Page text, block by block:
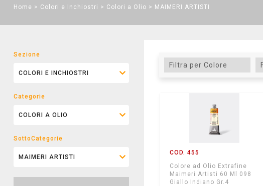
Home > Colori e Inchiostri > Colori a Olio > MAIMERI ARTISTI
Sezione
Categorie
SottoCategorie
COD. 455
Colore ad Olio Extrafine
Maimeri Artisti 60 Ml 098
Giallo Indiano Gr.4